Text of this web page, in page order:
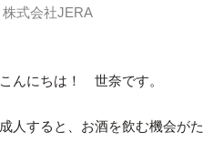
株式会社JERA
こんにちは！ 世奈です。
成人すると、お酒を飲む機会が